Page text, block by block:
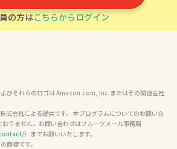
の方はこちらからログイン
びそれらのロゴは Amazon.com, Inc.またはその関連会社
式会社による提供です。 本プログラムについてのお問い合
りません。お問い合わせはフルーツメール事務局
）までお願いいたします。
の商標です。